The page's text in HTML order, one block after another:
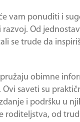
vam ponuditi i
Od
se trude da
obimne
saveti su
i podršku u
roditeljstva, od